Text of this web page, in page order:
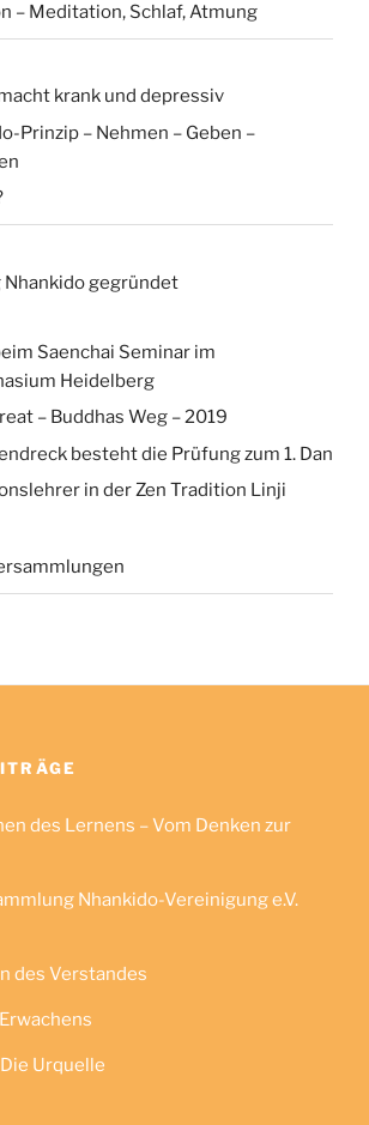
– Meditation, Schlaf, Atmung
krank und depressiv
Prinzip – Nehmen – Geben –
gegründet
Saenchai Seminar im
Heidelberg
– Buddhas Weg – 2019
besteht die Prüfung zum 1. Dan
in der Zen Tradition Linji
des Lernens – Vom Denken zur
Nhankido-Vereinigung e.V.
des Verstandes
Urquelle